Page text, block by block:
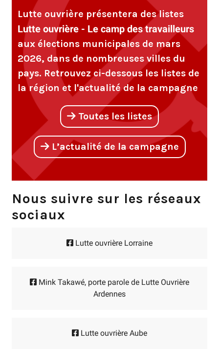
Lutte ouvrière présentera des listes
Lutte ouvrière - Le camp des travailleurs
aux élections municipales de mars
2026, dans de nombreuses villes du
pays. Retrouvez ci-dessous les listes de
la région et l'actualité de la campagne
Toutes les listes
L’actualité de la campagne
Nous suivre sur les réseaux
sociaux
Lutte ouvrière Lorraine
Mink Takawé, porte parole de Lutte Ouvrière
Ardennes
Lutte ouvrière Aube